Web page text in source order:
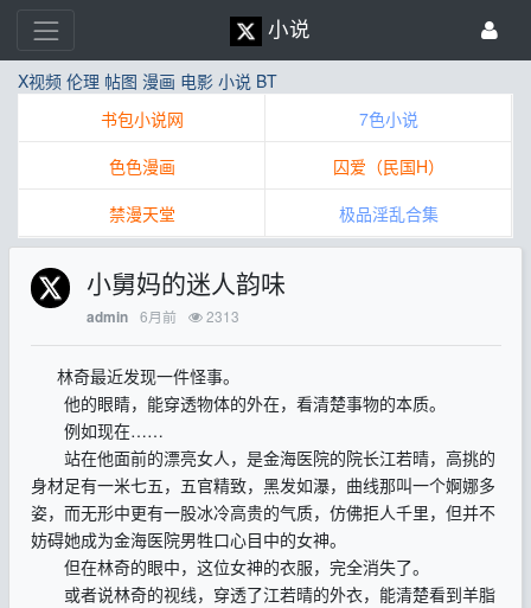
小说
X视频 伦理 帖图 漫画 电影 小说 BT
书包小说网
7色小说
色色漫画
囚爱（民国H）
禁漫天堂
极品淫乱合集
小舅妈的迷人韵味
admin 6月前 2313
林奇最近发现一件怪事。
他的眼睛，能穿透物体的外在，看清楚事物的本质。
例如现在……
站在他面前的漂亮女人，是金海医院的院长江若晴，高挑的
身材足有一米七五，五官精致，黑发如瀑，曲线那叫一个婀娜多
姿，而无形中更有一股冰冷高贵的气质，仿佛拒人千里，但并不
妨碍她成为金海医院男牲口心目中的女神。
但在林奇的眼中，这位女神的衣服，完全消失了。
或者说林奇的视线，穿透了江若晴的外衣，能清楚看到羊脂